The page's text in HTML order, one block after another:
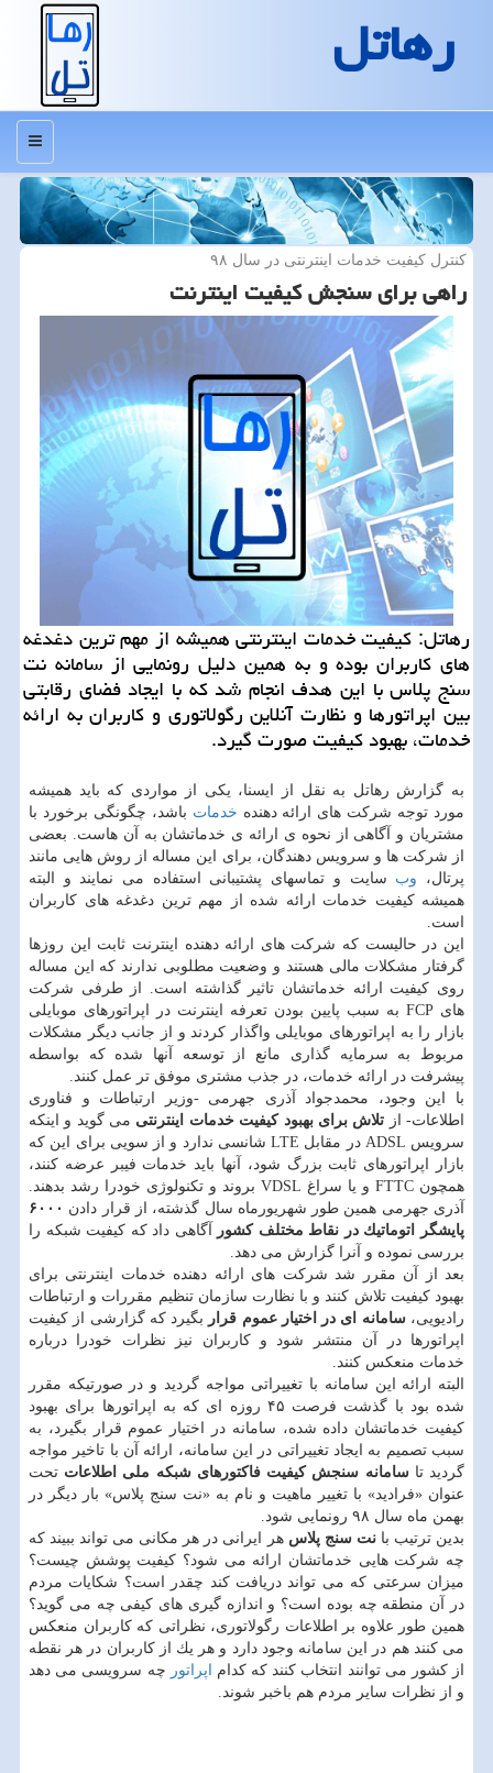
رهاتل
منو
كنترل كیفیت خدمات اینترنتی در سال ۹۸
راهی برای سنجش كیفیت اینترنت
رهاتل: كیفیت خدمات اینترنتی همیشه از مهم ترین دغدغه
های كاربران بوده و به همین دلیل رونمایی از سامانه نت
سنج پلاس با این هدف انجام شد كه با ایجاد فضای رقابتی
بین اپراتورها و نظارت آنلاین رگولاتوری و كاربران به ارائه
خدمات، بهبود كیفیت صورت گیرد.
به گزارش رهاتل به نقل از ایسنا، یكی از مواردی كه باید همیشه
مورد توجه شركت های ارائه دهنده خدمات باشد، چگونگی برخورد با
مشتریان و آگاهی از نحوه ی ارائه ی خدماتشان به آن هاست. بعضی
از شركت ها و سرویس دهندگان، برای این مساله از روش هایی مانند
پرتال، وب سایت و تماسهای پشتیبانی استفاده می نمایند و البته
همیشه كیفیت خدمات ارائه شده از مهم ترین دغدغه های كاربران
است.
این در حالیست كه شركت های ارائه دهنده اینترنت ثابت این روزها
گرفتار مشكلات مالی هستند و وضعیت مطلوبی ندارند كه این مساله
روی كیفیت ارائه خدماتشان تاثیر گذاشته است. از طرفی شركت
های FCP به سبب پایین بودن تعرفه اینترنت در اپراتورهای موبایلی
بازار را به اپراتورهای موبایلی واگذار كردند و از جانب دیگر مشكلات
مربوط به سرمایه گذاری مانع از توسعه آنها شده كه بواسطه
پیشرفت در ارائه خدمات، در جذب مشتری موفق تر عمل كنند.
با این وجود، محمدجواد آذری جهرمی -وزیر ارتباطات و فناوری
اطلاعات- از تلاش برای بهبود كیفیت خدمات اینترنتی می گوید و اینكه
سرویس ADSL در مقابل LTE شانسی ندارد و از سویی برای این كه
بازار اپراتورهای ثابت بزرگ شود، آنها باید خدمات فیبر عرضه كنند،
همچون FTTC و یا سراغ VDSL بروند و تكنولوژی خودرا رشد بدهند.
آذری جهرمی همین طور شهریورماه سال گذشته، از قرار دادن ۶۰۰۰
پایشگر اتوماتیك در نقاط مختلف كشور آگاهی داد كه كیفیت شبكه را
بررسی نموده و آنرا گزارش می دهد.
بعد از آن مقرر شد شركت های ارائه دهنده خدمات اینترنتی برای
بهبود كیفیت تلاش كنند و با نظارت سازمان تنظیم مقررات و ارتباطات
رادیویی،سامانه ای در اختیار عموم قرار بگیرد كه گزارشی از كیفیت
اپراتورها در آن منتشر شود و كاربران نیز نظرات خودرا درباره
خدمات منعكس كنند.
البته ارائه این سامانه با تغییراتی مواجه گردید و در صورتیكه مقرر
شده بود با گذشت فرصت ۴۵ روزه ای كه به اپراتورها برای بهبود
كیفیت خدماتشان داده شده، سامانه در اختیار عموم قرار بگیرد، به
سبب تصمیم به ایجاد تغییراتی در این سامانه، ارائه آن با تاخیر مواجه
گردید تاسامانه سنجش كیفیت فاكتورهای شبكه ملی اطلاعات تحت
عنوان «فرادید» با تغییر ماهیت و نام به «نت سنج پلاس» بار دیگر در
بهمن ماه سال ۹۸ رونمایی شود.
بدین ترتیب بانت سنج پلاسهر ایرانی در هر مكانی می تواند ببیند كه
چه شركت هایی خدماتشان ارائه می شود؟ كیفیت پوشش چیست؟
میزان سرعتی كه می تواند دریافت كند چقدر است؟ شكایات مردم
در آن منطقه چه بوده است؟ و اندازه گیری های كیفی چه می گوید؟
همین طور علاوه بر اطلاعات رگولاتوری، نظراتی كه كاربران منعكس
می كنند هم در این سامانه وجود دارد و هر یك از كاربران در هر نقطه
از كشور می توانند انتخاب كنند كه كدام اپراتور چه سرویسی می دهد
و از نظرات سایر مردم هم باخبر شوند.